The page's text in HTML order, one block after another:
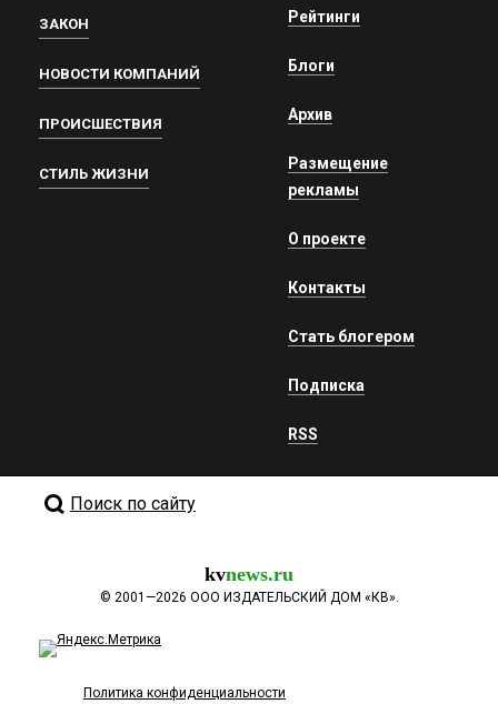
ЗАКОН
НОВОСТИ КОМПАНИЙ
ПРОИСШЕСТВИЯ
СТИЛЬ ЖИЗНИ
Рейтинги
Блоги
Архив
Размещение
рекламы
О проекте
Контакты
Стать блогером
Подписка
RSS
Поиск по сайту
kvnews.ru
© 2001—2026 ООО ИЗДАТЕЛЬСКИЙ ДОМ «КВ».
Политика конфиденциальности